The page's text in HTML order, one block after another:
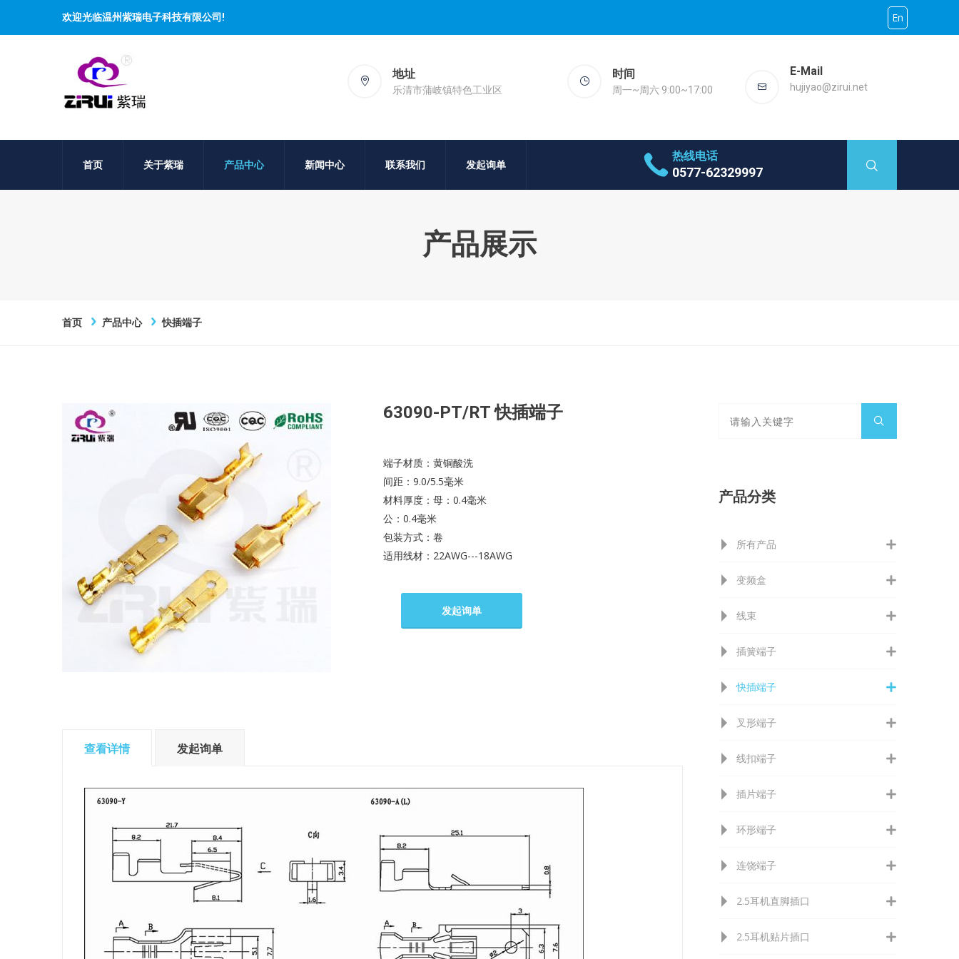
欢迎光临温州紫瑞电子科技有限公司! En
地址
乐清市蒲岐镇特色工业区
时间
周一~周六 9:00~17:00
E-Mail
hujiyao@zirui.net
首页 关于紫瑞 产品中心 新闻中心 联系我们 发起询单
热线电话
0577-62329997
产品展示
首页 产品中心 快插端子
63090-PT/RT 快插端子
端子材质：黄铜酸洗
间距：9.0/5.5毫米
材料厚度：母：0.4毫米
公：0.4毫米
包装方式：卷
适用线材：22AWG---18AWG
发起询单
查看详情 发起询单
产品分类
所有产品
变频盒
线束
插簧端子
快插端子
叉形端子
线扣端子
插片端子
环形端子
连饶端子
2.5耳机直脚插口
2.5耳机贴片插口